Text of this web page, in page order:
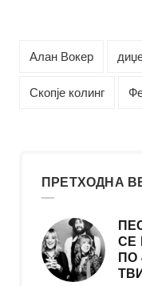
Алан Вокер
Скопје колинг
ПРЕТХОДНА
СЕ
ПО